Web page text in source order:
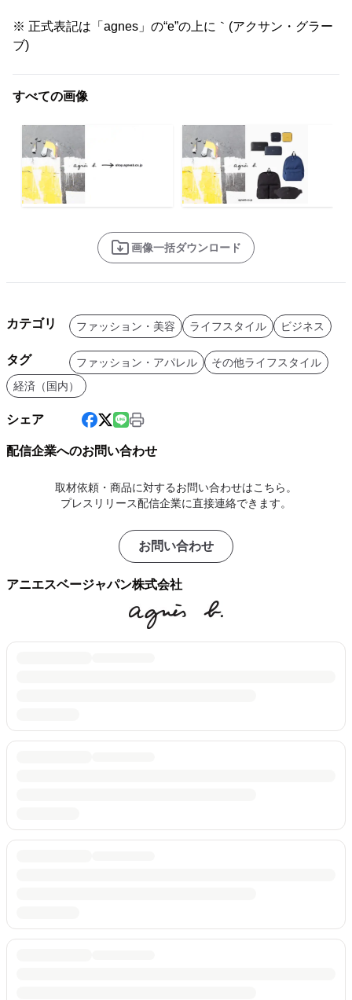
※ 正式表記は「agnes」の“e”の上に｀(アクサン・グラー
ブ)
すべての画像
画像一括ダウンロード
カテゴリ ファッション・美容 ライフスタイル ビジネス
タグ ファッション・アパレル
その他ライフスタイル
経済（国内）
シェア
配信企業へのお問い合わせ
取材依頼・商品に対するお問い合わせはこちら。
プレスリリース配信企業に直接連絡できます。
お問い合わせ
アニエスベージャパン株式会社